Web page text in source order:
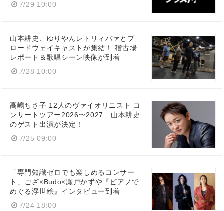
7/29 10:00
山本耕史、ゆりやんレトリィバァとブ
ロードウェイキャストが集結！ 稽古場
レポート＆歌唱シーン映像が到着
7/28 10:00
高嶋ちさ子 12人のヴァイオリニスト コ
ンサートツアー2026〜2027 山本耕史
のゲスト出演が決定！
7/25 09:00
「専門知識ゼロでも楽しめるコンサー
ト」ござ×Budo×瀬戸かずや『ピアノで
めぐる浮世絵』インタビュー到着
7/24 18:00